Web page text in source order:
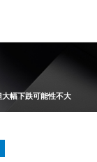
幅下跌可能性不大